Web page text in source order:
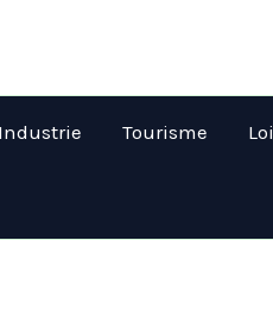
Industrie Tourisme